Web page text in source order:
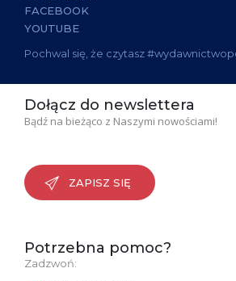
FACEBOOK
YOUTUBE
Pochwal się, że czytasz
Dołącz do newslettera
Bądź na bieżąco z Naszymi nowościami!
ZAPISZ SIĘ
Potrzebna pomoc?
Zadzwoń: